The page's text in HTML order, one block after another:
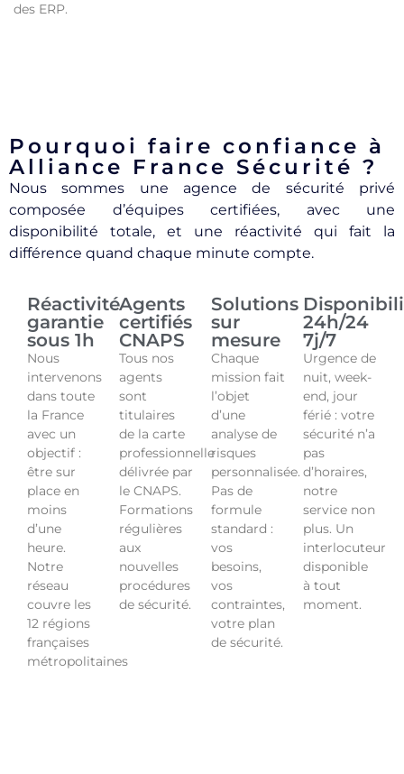
des ERP.
Pourquoi faire confiance à
Alliance France Sécurité ?
Nous sommes une agence de sécurité privé
composée d’équipes certifiées, avec une
disponibilité totale, et une réactivité qui fait la
différence quand chaque minute compte.
Réactivité
garantie
sous 1h​
Nous
intervenons
dans toute
la France
avec un
objectif :
être sur
place en
moins
d’une
heure.
Notre
réseau
couvre les
12 régions
françaises
métropolitaines
Agents
certifiés
CNAPS
Tous nos
agents
sont
titulaires
de la carte
professionnelle
délivrée par
le CNAPS.
Formations
régulières
aux
nouvelles
procédures
de sécurité.
Solutions
sur
mesure
Chaque
mission fait
l’objet
d’une
analyse de
risques
personnalisée.
Pas de
formule
standard :
vos
besoins,
vos
contraintes,
votre plan
de sécurité.
24h/24
7j/7​
Urgence de
nuit, week-
end, jour
férié : votre
sécurité n’a
pas
d’horaires,
notre
service non
plus. Un
interlocuteur
disponible
à tout
moment.